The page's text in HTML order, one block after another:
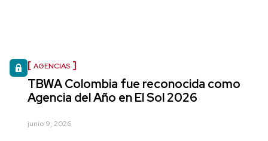
AGENCIAS
TBWA Colombia fue reconocida como
Agencia del Año en El Sol 2026
junio 9, 2026